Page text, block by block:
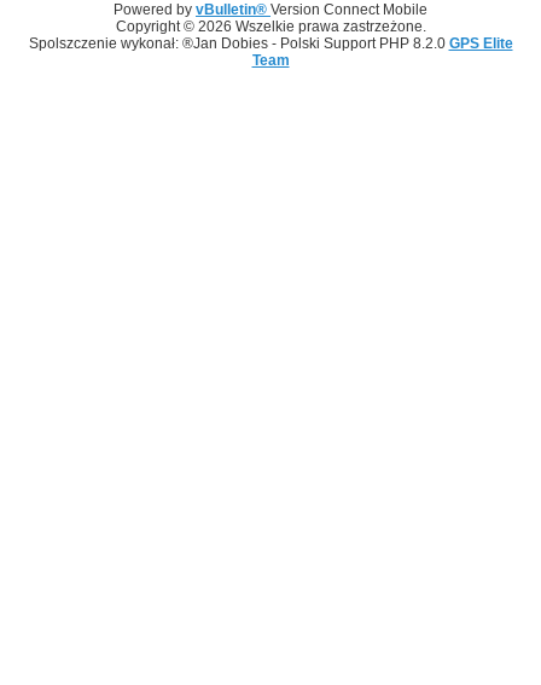
Powered by vBulletin® Version Connect Mobile
Copyright © 2026 Wszelkie prawa zastrzeżone.
Spolszczenie wykonał: ®Jan Dobies - Polski Support PHP 8.2.0 GPS Elite
Team